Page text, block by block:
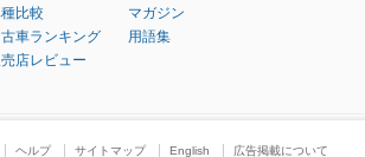
比較
車ランキング
店レビュー
マガジン
用語集
ヘルプ サイトマップ English 広告掲載について